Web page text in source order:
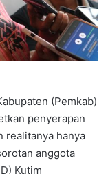
(Pemkab)
penyerapan
realitanya hanya
anggota
Kutim